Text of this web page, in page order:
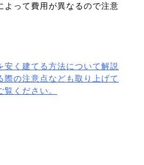
よって費用が異なるので注意
安く建てる方法について解説
際の注意点なども取り上げて
ください。